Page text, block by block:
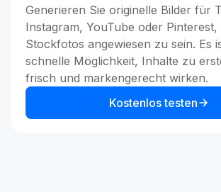
Generieren Sie originelle Bilder für
Instagram, YouTube oder
Stockfotos angewiesen zu sein. Es
schnelle Möglichkeit, Inhalte zu
frisch und markengerecht wirken.
Kostenlos testen